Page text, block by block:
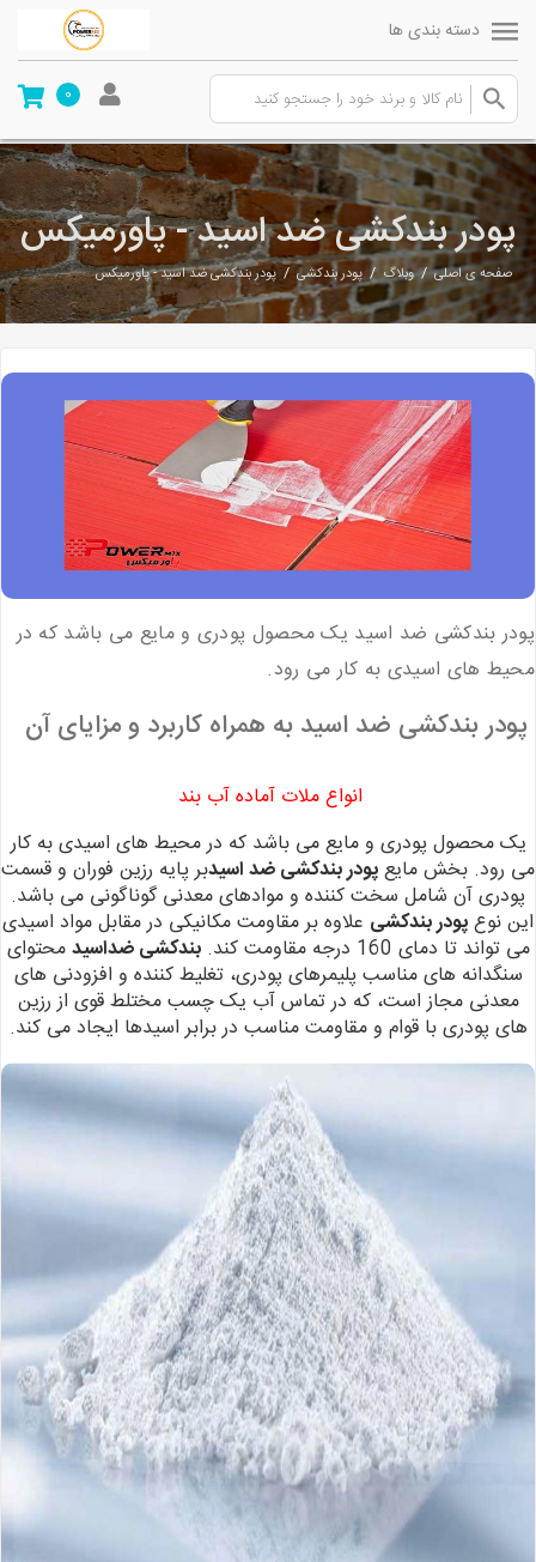
دسته بندی ها
0
پودر بندکشی ضد اسید - پاورمیکس
صفحه ی اصلی/وبلاگ/پودر بندکشی /پودر بندکشی ضد اسید - پاورمیکس
پودر بندکشی ضد اسید یک محصول پودری و مایع می باشد که در
محیط های اسیدی به کار می رود.
پودر بندکشی ضد اسید به همراه کاربرد و مزایای آن
انواع ملات‌ آماده آب بند
یک محصول پودری و مایع می باشد که در محیط های اسیدی به کار
می رود. بخش مایعپودر بندکشی ضد اسیدبر پایه رزین فوران و قسمت
پودری آن شامل سخت کننده و موادهای معدنی گوناگونی می باشد.
این نوعپودر بندکشی علاوه بر مقاومت مکانیکی در مقابل مواد اسیدی
می تواند تا دمای 160 درجه مقاومت کند.
بندکشی ضداسیدمحتوای
سنگدانه های مناسب پلیمرهای پودری، تغلیط کننده و افزودنی های
معدنی مجاز است، که در تماس آب یک چسب مختلط قوی از رزین
های پودری با قوام و مقاومت مناسب در برابر اسیدها ایجاد می کند.